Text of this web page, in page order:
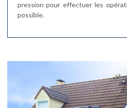
pression pour effectuer les
possible.